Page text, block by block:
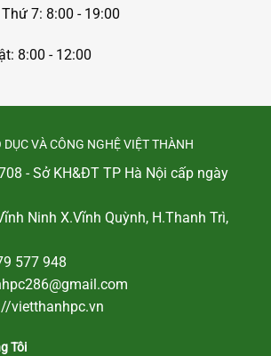
7: 8:00 - 19:00
8:00 - 12:00
VÀ CÔNG NGHỆ VIỆT THÀNH
- Sở KH&ĐT TP Hà Nội cấp ngày
Ninh X.Vĩnh Quỳnh, H.Thanh Trì,
577 948
vietthanhpc.vn
Tôi